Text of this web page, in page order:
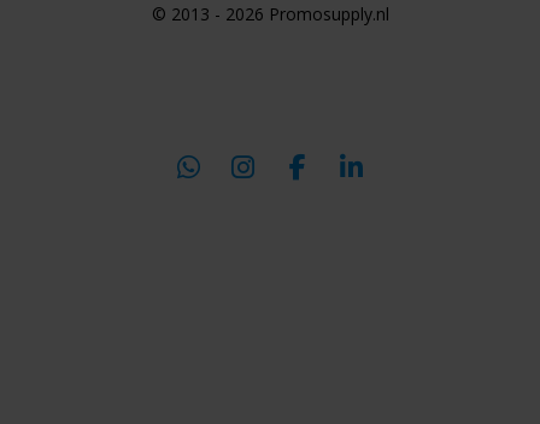
© 2013 - 2026 Promosupply.nl